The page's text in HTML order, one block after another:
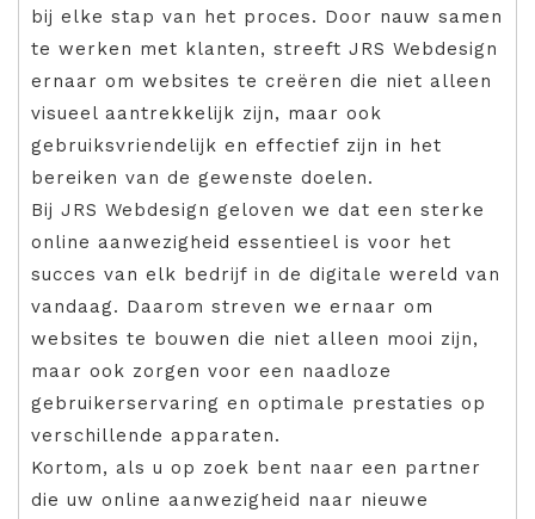
bij elke stap van het proces. Door nauw samen
te werken met klanten, streeft JRS Webdesign
ernaar om websites te creëren die niet alleen
visueel aantrekkelijk zijn, maar ook
gebruiksvriendelijk en effectief zijn in het
bereiken van de gewenste doelen.
Bij JRS Webdesign geloven we dat een sterke
online aanwezigheid essentieel is voor het
succes van elk bedrijf in de digitale wereld van
vandaag. Daarom streven we ernaar om
websites te bouwen die niet alleen mooi zijn,
maar ook zorgen voor een naadloze
gebruikerservaring en optimale prestaties op
verschillende apparaten.
Kortom, als u op zoek bent naar een partner
die uw online aanwezigheid naar nieuwe